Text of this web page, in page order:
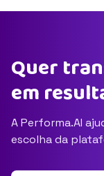
Quer
em
A Performa.AI
escolha da